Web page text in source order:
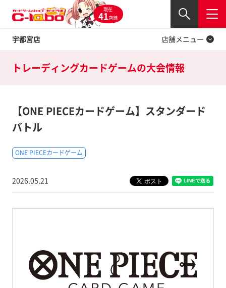
現在
41店舗
宇都宮店
閉じる
店舗メニュー
Twitter
トレーディングカードゲームの大会情報
【ONE PIECEカードゲーム】スタンダード
バトル
ONE PIECEカードゲーム
2026.05.21